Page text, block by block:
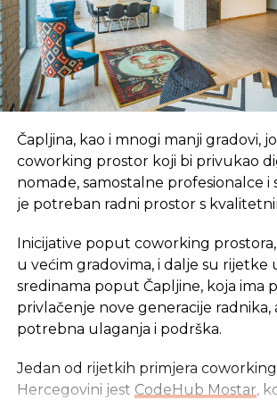
granice Hrvatske, Novog Grada
Banjaluke, Dervente, Modriče,
granice sa Republikom Srbijom i
pravac“ koji se pruža od Bijeljine
Vlasenice, Han Pijeska, Istočnog
Novog Goražda, Foče, Gacka do
razdvaja prema granicama sa
Gorom. Analizom je utvrđena jaka
susjednim državama, posebno sa
Srbijom i Crnom Gorom – skoro 30
inostranstvu. Od toga oko 85 odsto
Srbiji i Crnoj Gori, dok prema
Evrope ide 12 odsto saobraćaja.
do 2025. godine planirana je
puteva, i to dionice Glamočani-
na koridoru „Pet ce“ Doboj-
periodu je planirana izgradnja
Čapljina, kao i mnogi manji gradovi,
coworking prostor koji bi privukao
nomade, samostalne profesionalce i
je potreban radni prostor s
Inicijative poput coworking
u većim gradovima, i dalje su rijetke
sredinama poput Čapljine, koja ima
privlačenje nove generacije radnika,
potrebna ulaganja i podrška.
Jedan od rijetkih primjera
Hercegovini jest CodeHub Mostar,